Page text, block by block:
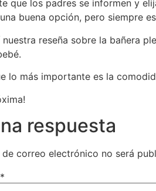
que los padres se informen y
buena opción, pero siempre
reseña sobre la bañera
lo más importante es la
respuesta
correo electrónico no será
*